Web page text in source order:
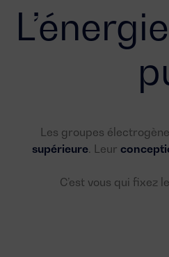
Les groupes
supérieure. Leur
C’est vous qui fixez